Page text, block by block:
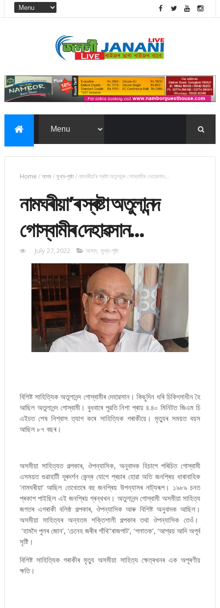
Home /অসম/মুখ্য-পৃষ্ঠা/নামঘৰীয়া’ৰ স্ৰষ্টা অতুলানন্দ গোস্বামীৰ দেহাৱসান…
নামঘৰীয়া’ৰ স্ৰষ্টা অতুলানন্দ
গোস্বামীৰ দেহাৱসান…
July 27, 2022 অসম, মুখ্য-পৃষ্ঠা
বিশিষ্ট সাহিত্যিক অতুলানন্দ গোস্বামীৰ দেহাৱসান। কিছুদিন ধৰি চিকিৎসাধীন হৈ
আছিল অতুলানন্দ গোস্বামী। বুধবাৰে পুৱতি নিশা প্ৰায় ৪.৪০ মিনিটত জিএম চি
এইচত শেষ নিশ্বাস ত্যাগ কৰে সাহিত্যিক গৰাকীয়ে। মৃত্যুৰ সময়ত বয়স
আছিল ৮৭ বছৰ।
অসমীয়া সাহিত্যত গল্পকাৰ, ঔপন্যাসিক, অনুবাদক হিচাপে পৰিচিত গোস্বামী
এসময়ত গুৱাহাটী দূৰদৰ্শন কেন্দ্ৰ যোগে প্ৰচাৰ হোৱা অতি জনপ্ৰিয় ধাৰাবাহিক
‘নামঘৰীয়া’ আছিল তেখেতৰে বহু জনপ্ৰিয় উপন্যাসৰ নাট্যৰূপ। ১৯৮৯ চনত
প্ৰকাশ পাইছিল এই জনপ্ৰিয় গ্ৰন্থখন। অতুলানন্দ গোস্বামী অসমীয়া সাহিত্য
জগতৰ এগৰাকী বলিষ্ঠ গল্পকাৰ, ঔপন্যাসিক আৰু বিশিষ্ট অনুবাদক আছিল।
অসমীয়া সাহিত্যৰ অন্যতম শক্তিশালী গল্পকাৰ তথা ঔপন্যাসিক তেওঁ।
‘হামদৈ পুলৰ জোন’, ‘চেনেহ জৰীৰ গাঁথি’‘ৰাজপাট’, ‘পলাতক’, ‘আশ্রয় আদি অপূৰ্ব
সৃষ্টি।
বিশিষ্ট সাহিত্যিক গৰাকীৰ মৃত্যু অসমীয়া সাহিত্য ক্ষেত্ৰখনৰ এক অপূৰণীয়
ক্ষতি।